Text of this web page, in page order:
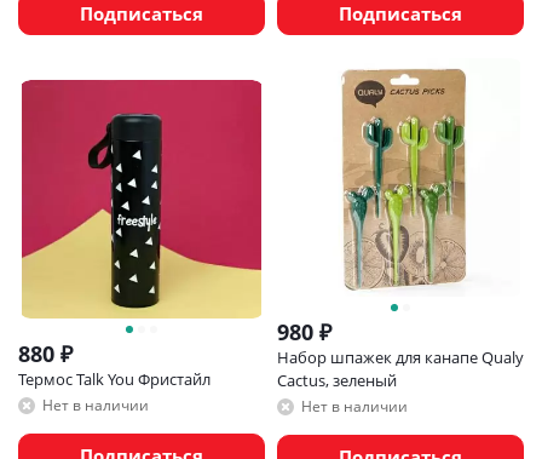
Подписаться Подписаться
880 ₽
Термос Talk You Фристайл
Нет в наличии
980 ₽
Набор шпажек для канапе Qualy
Cactus, зеленый
Нет в наличии